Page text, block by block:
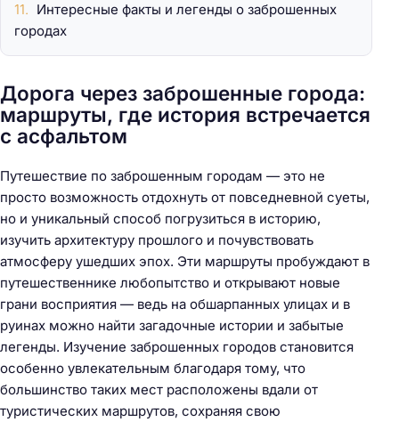
Дорога через заброшенные города:
маршруты, где история встречается
с асфальтом
Путешествие по заброшенным городам — это не
просто возможность отдохнуть от повседневной суеты,
но и уникальный способ погрузиться в историю,
изучить архитектуру прошлого и почувствовать
атмосферу ушедших эпох. Эти маршруты пробуждают в
путешественнике любопытство и открывают новые
грани восприятия — ведь на обшарпанных улицах и в
руинах можно найти загадочные истории и забытые
легенды. Изучение заброшенных городов становится
особенно увлекательным благодаря тому, что
большинство таких мест расположены вдали от
туристических маршрутов, сохраняя свою
Интересные факты и легенды о заброшенных
городах